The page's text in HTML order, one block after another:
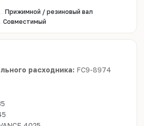
Прижимной / резиновый вал
Совместимый
расходника: FC9-8974